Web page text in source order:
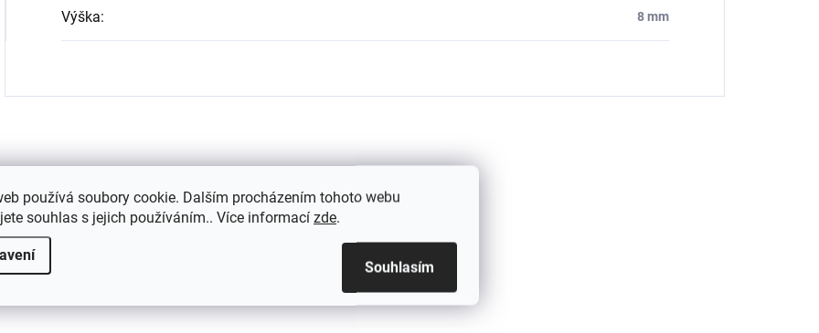
používá soubory cookie. Dalším procházením tohoto webu
souhlas s jejich používáním.. Více informací zde.
Souhlasím
Výška: 8 mm